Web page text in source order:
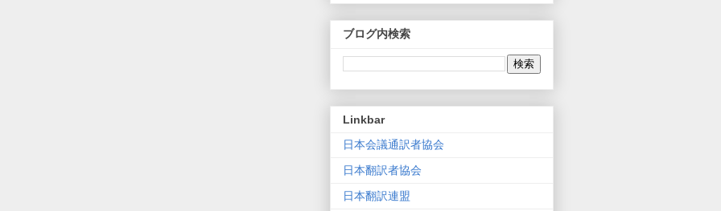
ブログ内検索
Linkbar
日本会議通訳者協会
日本翻訳者協会
日本翻訳連盟